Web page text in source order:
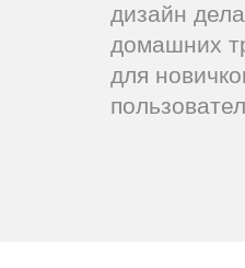
дизайн
домашних
для